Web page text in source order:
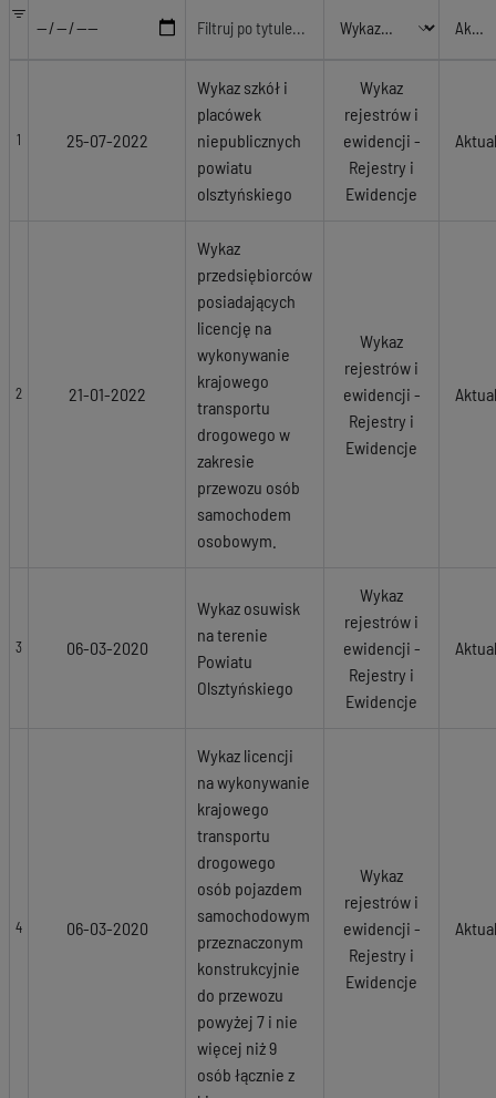
1 25-07-2022
Wykaz szkół i
placówek
niepublicznych
powiatu
olsztyńskiego
Wykaz
rejestrów i
ewidencji -
Rejestry i
Ewidencje
2 21-01-2022
Wykaz
przedsiębiorców
posiadających
licencję na
wykonywanie
krajowego
transportu
drogowego w
zakresie
przewozu osób
samochodem
osobowym.
Wykaz
rejestrów i
ewidencji -
Rejestry i
Ewidencje
3 06-03-2020
Wykaz osuwisk
na terenie
Powiatu
Olsztyńskiego
Wykaz
rejestrów i
ewidencji -
Rejestry i
Ewidencje
4 06-03-2020
Wykaz licencji
na wykonywanie
krajowego
transportu
drogowego
osób pojazdem
samochodowym
przeznaczonym
konstrukcyjnie
do przewozu
powyżej 7 i nie
więcej niż 9
osób łącznie z
Wykaz
rejestrów i
ewidencji -
Rejestry i
Ewidencje